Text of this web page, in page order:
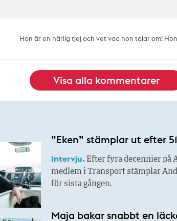
Hon är en härlig tjej och vet vad hon talar om!
Visa alla kommentarer
”Eken” stämplar ut efter
Intervju.Efter fyra decennier på
medlem i Transport stämplar
för sista gången.
Maja bakar snabbt en